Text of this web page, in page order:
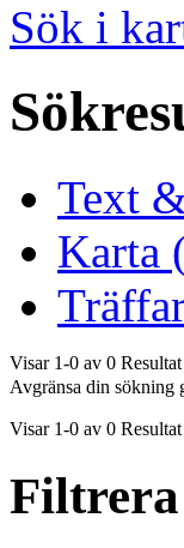
Sök i
Text
Karta
Visar 1-0 av 0
Avgränsa din sökning
Visar 1-0 av 0